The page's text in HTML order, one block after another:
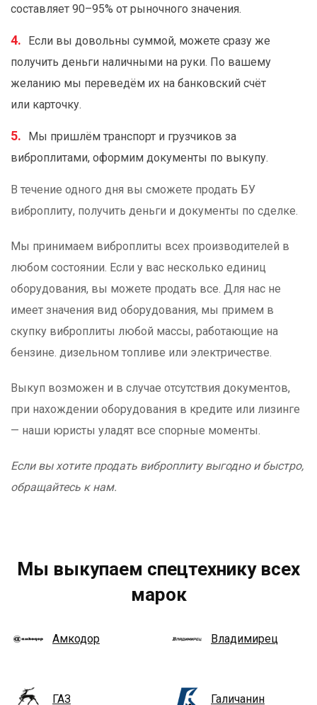
составляет 90–95% от рыночного значения.
Если вы довольны суммой, можете сразу же
получить деньги наличными на руки. По вашему
желанию мы переведём их на банковский счёт
или карточку.
Мы пришлём транспорт и грузчиков за
виброплитами, оформим документы по выкупу.
В течение одного дня вы сможете продать БУ
виброплиту, получить деньги и документы по сделке.
Мы принимаем виброплиты всех производителей в
любом состоянии. Если у вас несколько единиц
оборудования, вы можете продать все. Для нас не
имеет значения вид оборудования, мы примем в
скупку виброплиты любой массы, работающие на
бензине. дизельном топливе или электричестве.
Выкуп возможен и в случае отсутствия документов,
при нахождении оборудования в кредите или лизинге
— наши юристы уладят все спорные моменты.
Если вы хотите продать виброплиту выгодно и быстро,
обращайтесь к нам.
Мы выкупаем спецтехнику всех
марок
Амкодор Владимирец
ГАЗ Галичанин